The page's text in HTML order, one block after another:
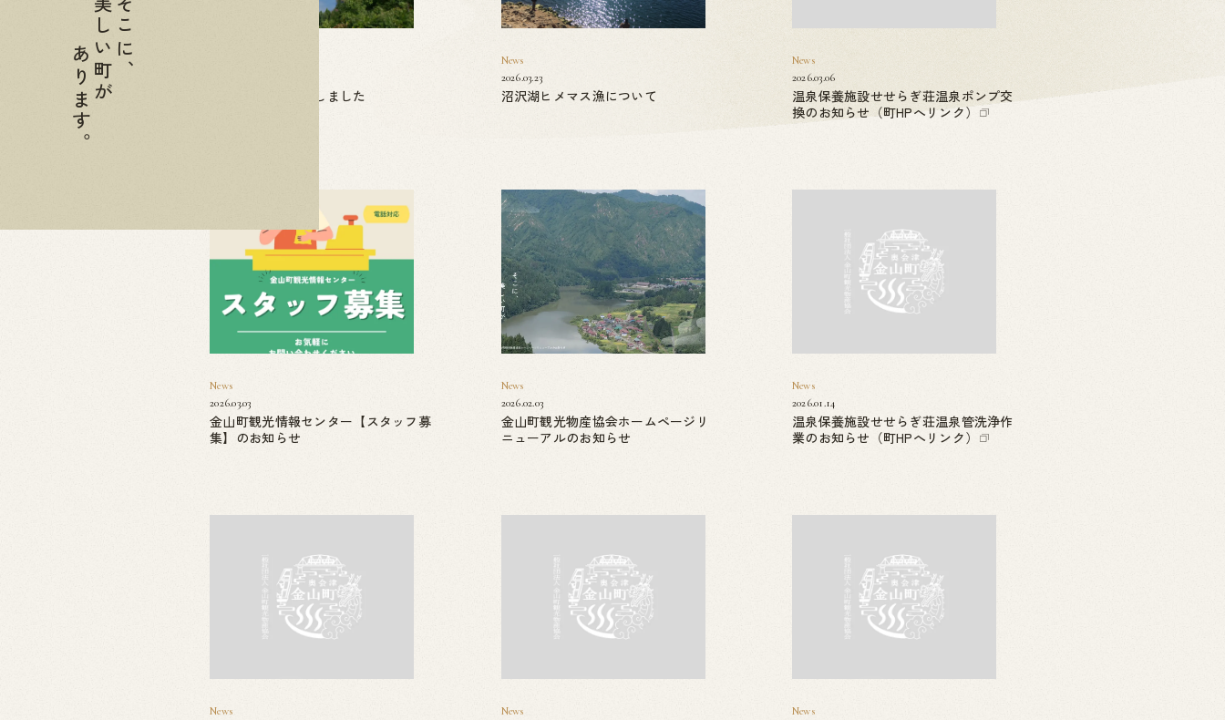
ふくしまＤＣ開幕しました
News
2026.03.23
沼沢湖ヒメマス漁について
News
2026.03.06
温泉保養施設せせらぎ荘温泉ポンプ交
換のお知らせ（町HPへリンク）
News
2026.03.03
金山町観光情報センター【スタッフ募
集】のお知らせ
News
2026.02.03
金山町観光物産協会ホームページリ
ニューアルのお知らせ
News
2026.01.14
温泉保養施設せせらぎ荘温泉管洗浄作
業のお知らせ（町HPへリンク）
News
News
News
そこに、
美しい町が
あります。